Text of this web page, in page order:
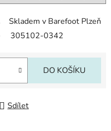
Skladem v Barefoot Plzeň
305102-0342
DO KOŠÍKU
Sdílet